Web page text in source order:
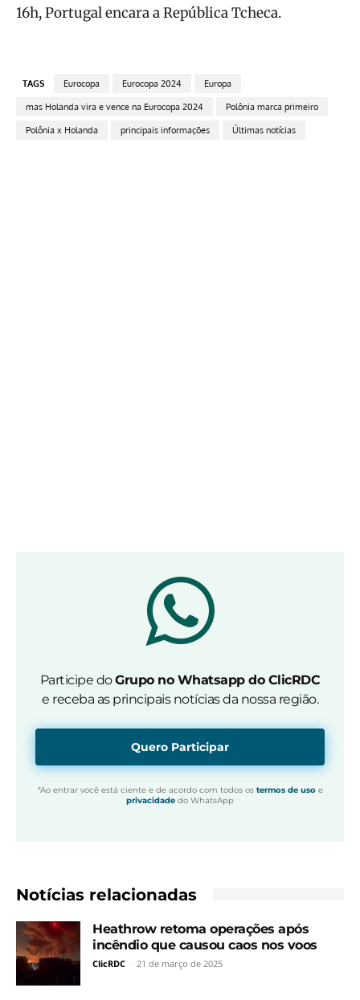
16h, Portugal encara a República Tcheca.
TAGS Eurocopa Eurocopa 2024 Europa
mas Holanda vira e vence na Eurocopa 2024 Polônia marca primeiro
Polônia x Holanda principais informações Últimas notícias
Participe doGrupo no Whatsapp do ClicRDC
e receba as principais notícias da nossa região.
Quero Participar
*Ao entrar você está ciente e de acordo com todos os termos de usoe
privacidade do WhatsApp
Notícias relacionadas
Heathrow retoma operações após
incêndio que causou caos nos voos
ClicRDC - 21 de março de 2025